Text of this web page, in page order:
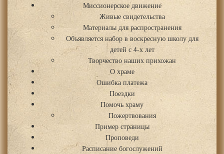
Миссионерское движение
Живые свидетельства
Материалы для распространения
Объявляется набор в воскресную школу для
детей с 4-х лет
Творчество наших прихожан
О храме
Ошибка платежа
Поездки
Помочь храму
Пожертвования
Пример страницы
Проповеди
Расписание богослужений